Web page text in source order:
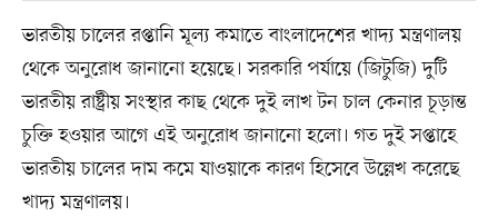
ভারতীয় চালের রপ্তানি মূল্য কমাতে বাংলাদেশের খাদ্য মন্ত্রণালয়
থেকে অনুরোধ জানানো হয়েছে। সরকারি পর্যায়ে (জিটুজি) দুটি
ভারতীয় রাষ্ট্রীয় সংস্থার কাছ থেকে দুই লাখ টন চাল কেনার চূড়ান্ত
চুক্তি হওয়ার আগে এই অনুরোধ জানানো হলো। গত দুই সপ্তাহে
ভারতীয় চালের দাম কমে যাওয়াকে কারণ হিসেবে উল্লেখ করেছে
খাদ্য মন্ত্রণালয়।